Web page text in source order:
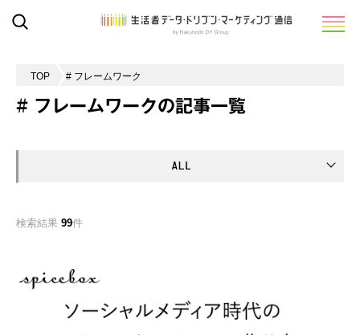
TOP # フレームワーク
# フレームワークの記事一覧
検索結果 99件